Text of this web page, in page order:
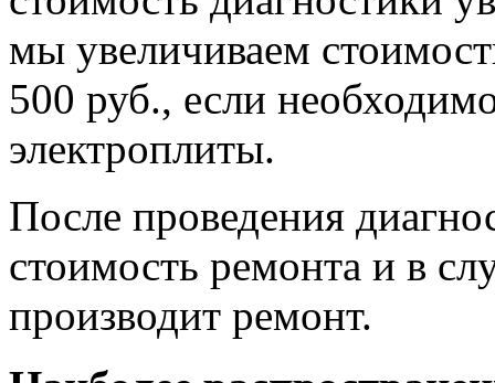
мы увеличиваем
500 руб., если
электроплиты.
После проведения
стоимость ремонта и в
производит ремонт.